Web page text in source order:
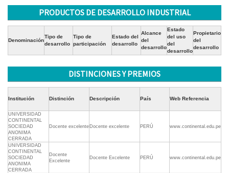
PRODUCTOS DE DESARROLLO INDUSTRIAL
Denominación
Tipo de
desarrollo
Tipo de
participación
Estado del
desarrollo
Alcance
del
desarrollo
Estado
del uso
del
desarrollo
Propietario
del
desarrollo
DISTINCIONES Y PREMIOS
Institución Distinción Descripción País Web Referencia
UNIVERSIDAD
CONTINENTAL
SOCIEDAD
ANONIMA
CERRADA
Docente excelente Docente excelente PERÚ www.continental.edu.pe
UNIVERSIDAD
CONTINENTAL
SOCIEDAD
ANONIMA
CERRADA
Docente
Excelente
Docente Excelente PERÚ www.continental.edu.pe